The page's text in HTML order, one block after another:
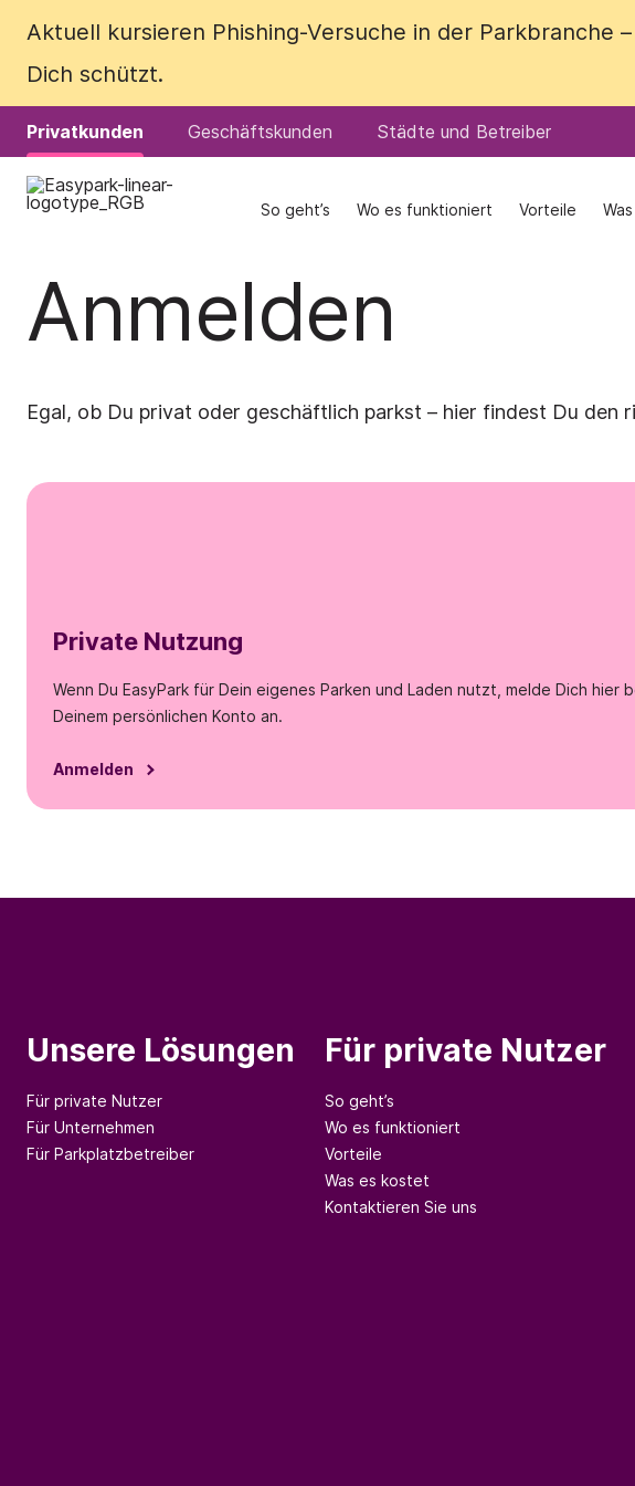
Aktuell kursieren Phishing-Versuche in der Parkbranche
Dich schützt.
Privatkunden Geschäftskunden Städte und Betreiber
So geht’s Wo es funktioniert Vorteile
Aktuell kursieren Phishing-Versuche in der Parkbranche
Dich schützt.
Privatkunden Geschäftskunden Städte und Betreiber
So geht’s Wo es funktioniert Vorteile
Anmelden
Egal, ob Du privat oder geschäftlich parkst – hier findest Du den
Private Nutzung
Wenn Du EasyPark für Dein eigenes Parken und Laden nutzt, melde Dich hier
Deinem persönlichen Konto an.
Anmelden
Unsere Lösungen
Für private Nutzer
Für Unternehmen
Für Parkplatzbetreiber
Für private Nutzer
So geht’s
Wo es funktioniert
Vorteile
Was es kostet
Kontaktieren Sie uns